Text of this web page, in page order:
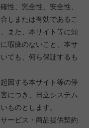
性、完全性、安全性、
しまたは有効であるこ
また、本サイト等に知
瑕疵のないこと、本サ
ても、何ら保証するも
因する本サイト等の停
につき、日立システム
ものとします。
ービス・商品提供契約